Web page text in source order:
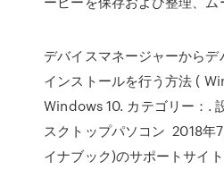
デバイスマネージャーから
インストールを行う方法 (
Windows 10. カテゴリー：.
スクトップパソコン 2018
イナブック)のサポートサイ